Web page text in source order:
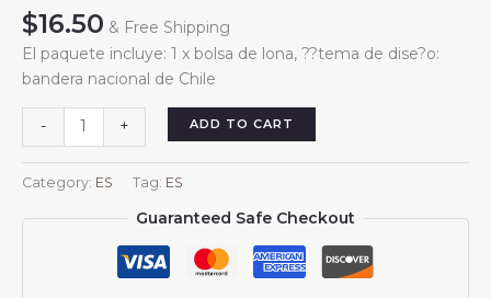
$16.50 & Free Shipping
El paquete incluye: 1 x bolsa de lona, ??tema de dise?o:
bandera nacional de Chile
-
de
lona
de
Chile
+ ADD TO CART
Category: ES Tag: ES
Guaranteed Safe Checkout